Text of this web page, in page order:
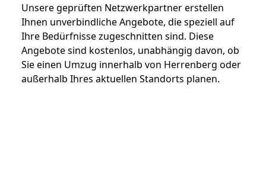
Unsere geprüften Netzwerkpartner erstellen
Ihnen unverbindliche Angebote, die speziell auf
Ihre Bedürfnisse zugeschnitten sind. Diese
Angebote sind kostenlos, unabhängig davon, ob
Sie einen Umzug innerhalb von Herrenberg oder
außerhalb Ihres aktuellen Standorts planen.